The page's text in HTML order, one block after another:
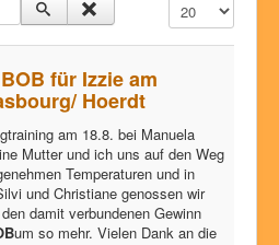
für Izzie am
Hoerdt
am 18.8. bei Manuela
Mutter und ich uns auf den Weg
Temperaturen und in
und Christiane genossen wir
damit verbundenen Gewinn
um so mehr. Vielen Dank an die